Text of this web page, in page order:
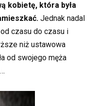
kobietę, która była
Jednak nadal
czasu do czasu i
niż ustawowa
od swojego męża